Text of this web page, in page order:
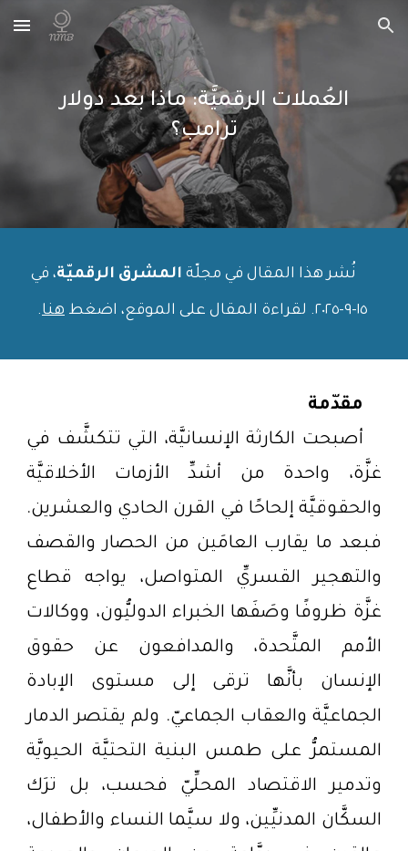
Skip to main content Skip to navigation
العُملات الرقميَّة: ماذا بعد دولار
ترامب؟
نُشر هذا المقال في مجلّة المشرق الرقميّة، في
١٥- ٩-٢٠٢٥. لقراءة المقال على الموقع، اضغط هنا.
مقدّمة
أصبحت الكارثة الإنسانيَّة، التي تتكشَّف في
غزَّة، واحدة من أشدِّ الأزمات الأخلاقيَّة
والحقوقيَّة إلحاحًا في القرن الحادي والعشرين.
فبعد ما يقارب العامَين من الحصار والقصف
والتهجير القسريِّ المتواصل، يواجه قطاع
غزَّة ظروفًا وصَفَها الخبراء الدوليُّون، ووكالات
الأمم المتَّحدة، والمدافعون عن حقوق
الإنسان بأنَّها ترقى إلى مستوى الإبادة
الجماعيَّة والعقاب الجماعيّ. ولم يقتصر الدمار
المستمرُّ على طمس البنية التحتيَّة الحيويَّة
وتدمير الاقتصاد المحلِّيّ فحسب، بل ترَك
السكَّان المدنيِّين، ولا سيَّما النساء والأطفال،